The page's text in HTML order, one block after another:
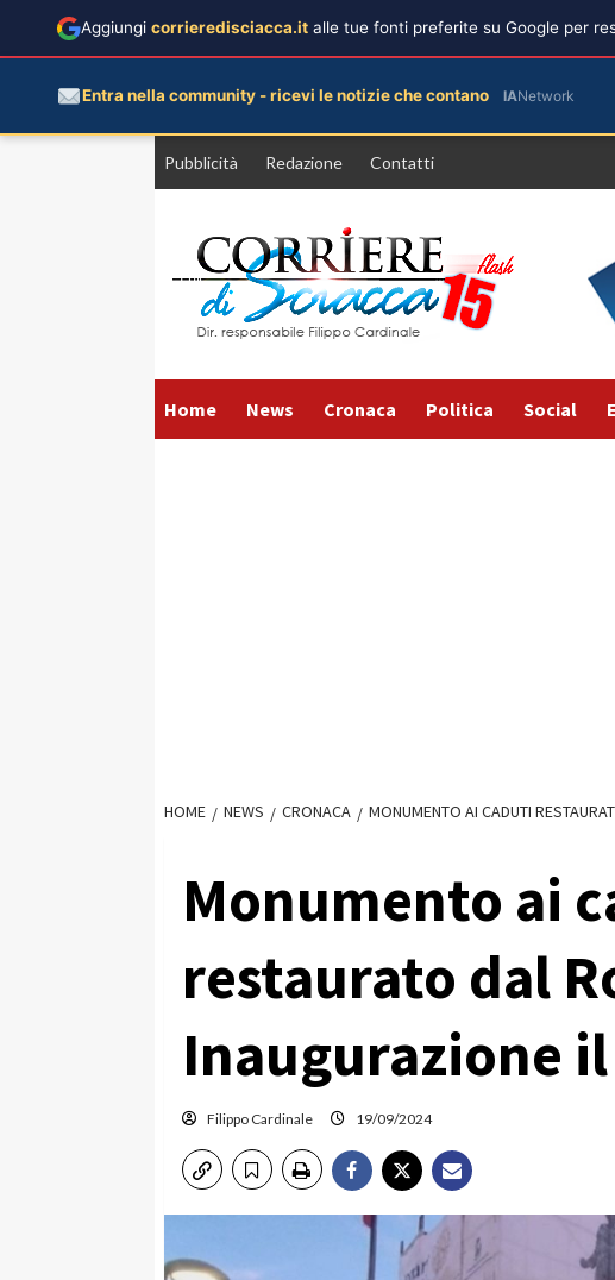
Pubblicità Redazione Contatti
Home News Cronaca Politica Social
HOME NEWS CRONACA MONUMENTO AI CADUTI
Monumento ai
restaurato dal
Inaugurazione
Filippo Cardinale 19/09/2024
Aggiungi corrieredisciacca.it alle tue fonti preferite su Google per
Entra nella community - ricevi le notizie che contano IANetwork